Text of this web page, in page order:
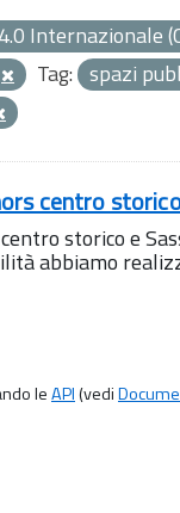
Internazionale
Tag: spazi
centro
storico e
abbiamo
leAPI(vedi